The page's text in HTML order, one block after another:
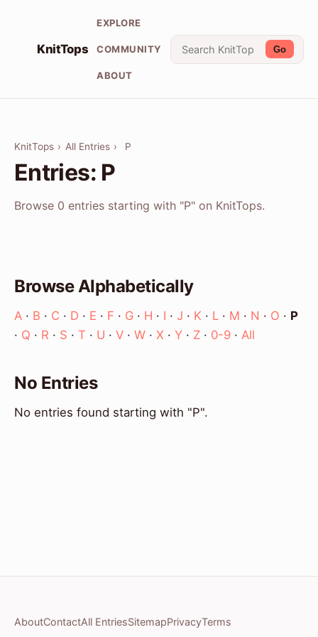
KnitTops
EXPLORE
COMMUNITY
ABOUT
Go
KnitTops › All Entries › P
Entries: P
Browse 0 entries starting with "P" on KnitTops.
Browse Alphabetically
A · B · C · D · E · F · G · H · I · J · K · L · M · N · O · P
· Q · R · S · T · U · V · W · X · Y · Z · 0-9 · All
No Entries
No entries found starting with "P".
AboutContactAll EntriesSitemapPrivacyTerms